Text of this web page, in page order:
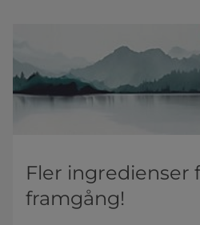
Fler ingredienser
framgång!